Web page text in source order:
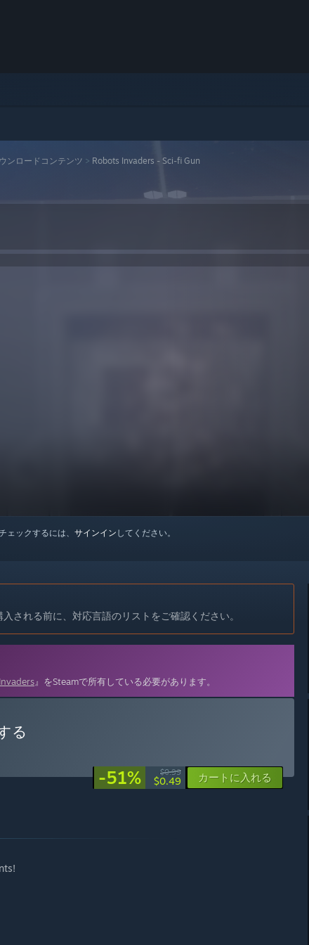
ンロードコンテンツ > Robots Invaders - Sci-fi Gun
ェックするには、 サインイン してください。
される前に、対応言語のリストをご確認ください。
』をSteamで所有している必要があります。
る
-51% $0.99
$0.49 カートに入れる